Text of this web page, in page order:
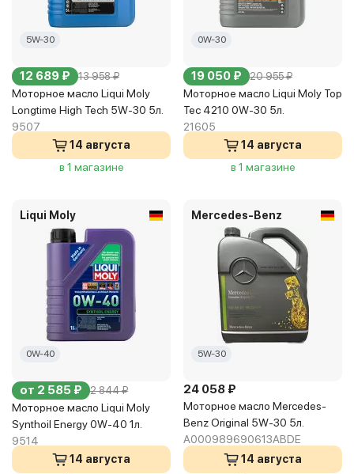
5W-30
12 689 ₽ 13 958 ₽
Моторное масло Liqui Moly
Longtime High Tech 5W-30 5л.
9507
14 августа
в 1 магазине
0W-30
19 050 ₽ 20 955 ₽
Моторное масло Liqui Moly Top
Tec 4210 0W-30 5л.
21605
14 августа
в 1 магазине
Liqui Moly
0W-40
от 2 585 ₽ 2 844 ₽
Моторное масло Liqui Moly
Synthoil Energy 0W-40 1л.
9514
14 августа
Mercedes-Benz
5W-30
24 058 ₽
Моторное масло Mercedes-
Benz Original 5W-30 5л.
A000989690613ABDE
14 августа